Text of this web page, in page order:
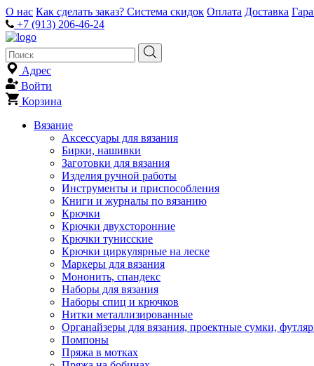
О нас Как сделать заказ? Система скидок Оплата Доставка
+7 (913) 206-46-24
Адрес
Войти
Корзина
Вязание
Аксессуары для вязания
Бирки, нашивки
Заготовки для вязания
Изделия ручной работы
Инструменты и приспособления
Книги и журналы по вязанию
Крючки
Крючки двухсторонние
Крючки тунисские
Крючки циркулярные на леске
Маркеры для вязания
Мононить, спандекс
Наборы для вязания
Наборы спиц и крючков
Нитки металлизированные
Органайзеры для вязания, проектные сумки,
Помпоны
Пряжа в мотках